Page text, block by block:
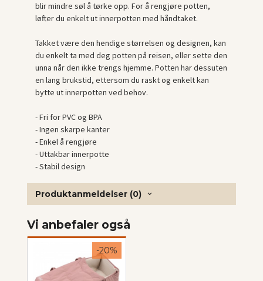
blir mindre søl å tørke opp. For å rengjøre potten,
løfter du enkelt ut innerpotten med håndtaket.
Takket være den hendige størrelsen og designen, kan
du enkelt ta med deg potten på reisen, eller sette den
unna når den ikke trengs hjemme. Potten har dessuten
en lang brukstid, ettersom du raskt og enkelt kan
bytte ut innerpotten ved behov.
- Fri for PVC og BPA
- Ingen skarpe kanter
- Enkel å rengjøre
- Uttakbar innerpotte
- Stabil design
Produktanmeldelser (0)
Vi anbefaler også
-20%